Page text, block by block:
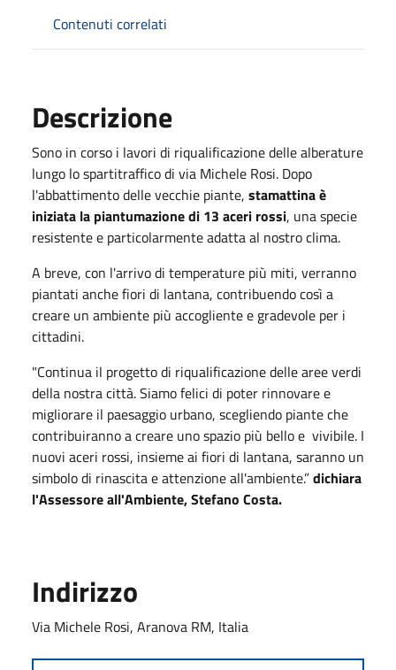
Contenuti correlati
Descrizione
Sono in corso i lavori di riqualificazione delle alberature
lungo lo spartitraffico di via Michele Rosi. Dopo
l'abbattimento delle vecchie piante, stamattina è
iniziata la piantumazione di 13 aceri rossi, una specie
resistente e particolarmente adatta al nostro clima.
A breve, con l'arrivo di temperature più miti, verranno
piantati anche fiori di lantana, contribuendo così a
creare un ambiente più accogliente e gradevole per i
cittadini.
"Continua il progetto di riqualificazione delle aree verdi
della nostra città. Siamo felici di poter rinnovare e
migliorare il paesaggio urbano, scegliendo piante che
contribuiranno a creare uno spazio più bello e vivibile. I
nuovi aceri rossi, insieme ai fiori di lantana, saranno un
simbolo di rinascita e attenzione all'ambiente.”dichiara
l'Assessore all'Ambiente, Stefano Costa.
Indirizzo
Via Michele Rosi, Aranova RM, Italia